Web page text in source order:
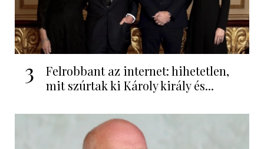
3
Felrobbant az internet: hihetetlen,
mit szúrtak ki Károly király és...